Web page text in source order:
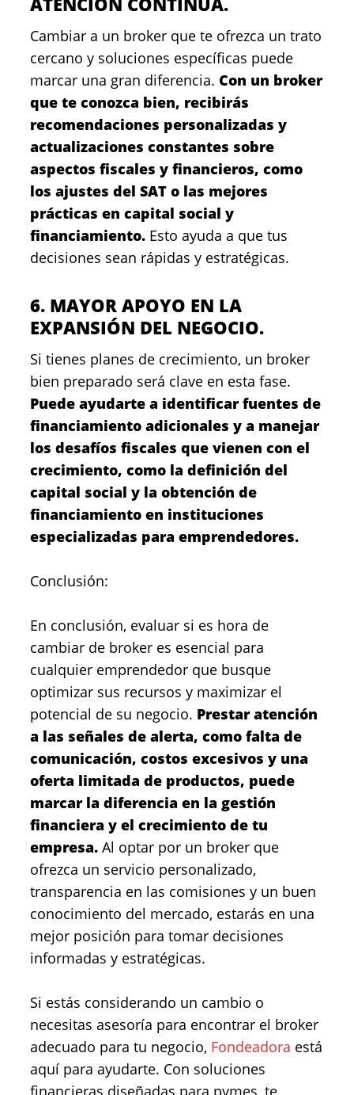
Cambiar a un broker que te ofrezca un trato
cercano y soluciones específicas puede
marcar una gran diferencia. Con un broker
que te conozca bien, recibirás
recomendaciones personalizadas y
actualizaciones constantes sobre
aspectos fiscales y financieros, como
los ajustes del SAT o las mejores
prácticas en capital social y
financiamiento. Esto ayuda a que tus
decisiones sean rápidas y estratégicas.
6. MAYOR APOYO EN LA
EXPANSIÓN DEL NEGOCIO.
Si tienes planes de crecimiento, un broker
bien preparado será clave en esta fase.
Puede ayudarte a identificar fuentes de
financiamiento adicionales y a manejar
los desafíos fiscales que vienen con el
crecimiento, como la definición del
capital social y la obtención de
financiamiento en instituciones
especializadas para emprendedores.
Conclusión:
En conclusión, evaluar si es hora de
cambiar de broker es esencial para
cualquier emprendedor que busque
optimizar sus recursos y maximizar el
potencial de su negocio. Prestar atención
a las señales de alerta, como falta de
comunicación, costos excesivos y una
oferta limitada de productos, puede
marcar la diferencia en la gestión
financiera y el crecimiento de tu
empresa. Al optar por un broker que
ofrezca un servicio personalizado,
transparencia en las comisiones y un buen
conocimiento del mercado, estarás en una
mejor posición para tomar decisiones
informadas y estratégicas.
Si estás considerando un cambio o
necesitas asesoría para encontrar el broker
adecuado para tu negocio, Fondeadora está
aquí para ayudarte. Con soluciones